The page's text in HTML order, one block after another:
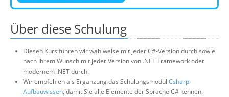
Über diese Schulung
Diesen Kurs führen wir wahlweise mit jeder C#-Version durch sowie
nach Ihrem Wunsch mit jeder Version von .NET Framework oder
modernem .NET durch.
Wir empfehlen als Ergänzung das Schulungsmodul Csharp-
Aufbauwissen, damit Sie alle Elemente der Sprache C# kennen.